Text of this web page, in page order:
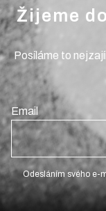
Žijeme
Posíláme to
Email
Odesláním svého e-